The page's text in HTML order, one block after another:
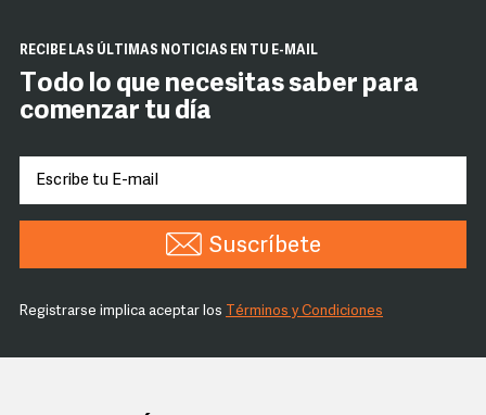
RECIBE LAS ÚLTIMAS NOTICIAS EN TU E-MAIL
Todo lo que necesitas saber para
comenzar tu día
Suscríbete
Registrarse implica aceptar los Términos y Condiciones